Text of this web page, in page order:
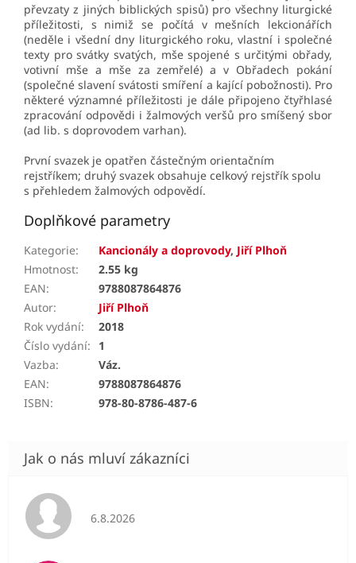
převzaty z jiných biblických spisů) pro všechny liturgické
příležitosti, s nimiž se počítá v mešních lekcionářích
(neděle i všední dny liturgického roku, vlastní i společné
texty pro svátky svatých, mše spojené s určitými obřady,
votivní mše a mše za zemřelé) a v Obřadech pokání
(společné slavení svátosti smíření a kající pobožnosti). Pro
některé významné příležitosti je dále připojeno čtyřhlasé
zpracování odpovědi i žalmových veršů pro smíšený sbor
(ad lib. s doprovodem varhan).
První svazek je opatřen částečným orientačním
rejstříkem; druhý svazek obsahuje celkový rejstřík spolu
s přehledem žalmových odpovědí.
Doplňkové parametry
Kategorie: Kancionály a doprovody, Jiří Plhoň
Hmotnost:
2.55 kg
EAN:
9788087864876
Autor:
Jiří Plhoň
Rok vydání:
2018
Číslo vydání:
1
Vazba:
Váz.
EAN:
9788087864876
ISBN: 978-80-8786-487-6
Hodnocení obchodu je 5 z 5 hvězdiček.
6.8.2026